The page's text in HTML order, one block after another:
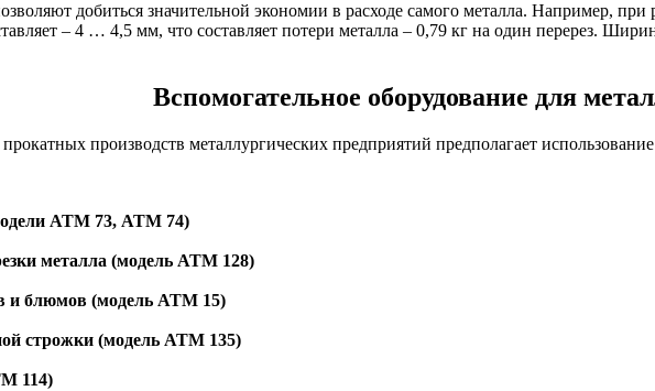
добиться значительной экономии в расходе самого металла. Например,
– 4 … 4,5 мм, что составляет потери металла – 0,79 кг на один перерез.
Вспомогательное оборудование для
производств металлургических предприятий предполагает
АТМ 73, АТМ 74)
металла (модель АТМ 128)
и блюмов (модель АТМ 15)
строжки (модель АТМ 135)
114)